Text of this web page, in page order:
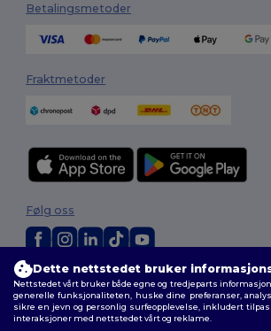
Betalingsmetoder
Fraktmetoder
2026. Alle rettigheter forbeholdt
Generelle Vilkår|personvernerklæring|
informasjonskapsler|Nettstedsoversikt
Følg oss
Dette nettstedet bruker
Nettstedet vårt bruker både egne og tredjeparts
generelle funksjonaliteten, huske dine preferanser,
sikre en jevn og personlig surfeopplevelse, inkludert
interaksjoner med nettstedet vårt og reklame.